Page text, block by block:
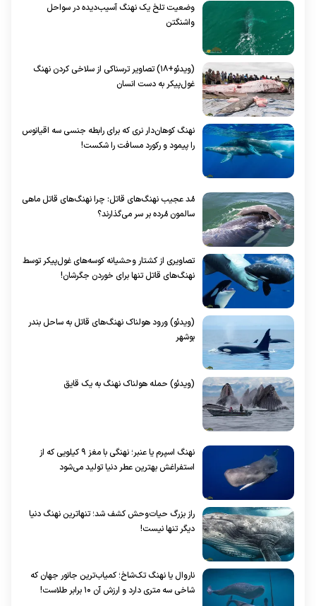
وضعیت تلخ یک نهنگ آسیب‌دیده در سواحل
واشنگتن
(ویدئو+۱۸) تصاویر ترسناکی از سلاخی کردن نهنگ
غول‌پیکر به دست انسان
نهنگ کوهان‌دار نری که برای رابطه جنسی سه اقیانوس
را پیمود و رکورد مسافت را شکست!
مُد عجیب نهنگ‌های قاتل: چرا نهنگ‌های قاتل ماهی
سالمون مُرده بر سر می‌گذارند؟
تصاویری از کشتار وحشیانه کوسه‌های غول‌پیکر توسط
نهنگ‌های قاتل تنها برای خوردن جگرشان!
(ویدئو) ورود هولناک نهنگ‌های قاتل به ساحل بندر
بوشهر
(ویدئو) حمله هولناک نهنگ به یک قایق
نهنگ اسپرم یا عنبر؛ نهنگی با مغز ۹ کیلویی که از
استفراغش بهترین عطر‌ دنیا تولید می‌شود
راز بزرگ حیات‌وحش کشف شد؛ تنهاترین نهنگ دنیا
دیگر تنها نیست!
ناروال یا نهنگ تک‌شاخ؛ کمیاب‌ترین جانور جهان که
شاخی سه متری دارد و ارزش آن ۱۰ برابر طلاست!